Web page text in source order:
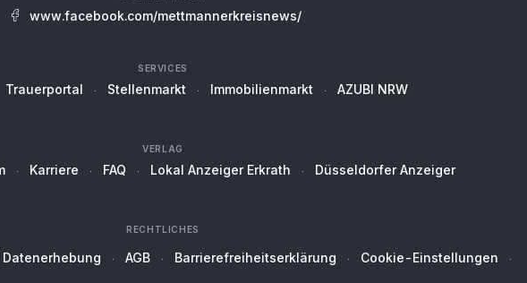
www.facebook.com/mettmannerkreisnews/
SERVICES
Trauerportal Stellenmarkt Immobilienmarkt AZUBI NRW
VERLAG
Karriere FAQ Lokal Anzeiger Erkrath Düsseldorfer Anzeiger
RECHTLICHES
Datenerhebung AGB Barrierefreiheitserklärung Cookie-Einstellungen